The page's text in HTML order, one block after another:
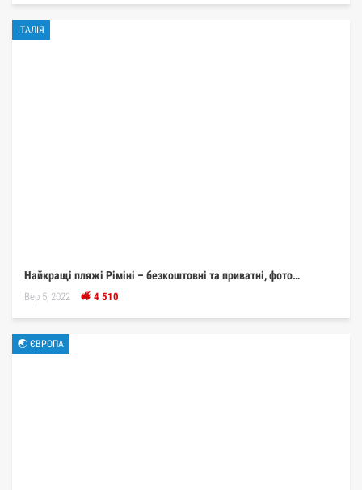
ІТАЛІЯ
Найкращі пляжі Ріміні – безкоштовні та приватні, фото…
Вер 5, 2022 4 510
🌏 ЄВРОПА